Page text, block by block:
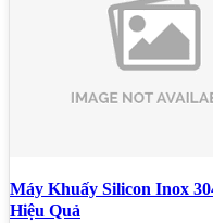
Máy Khuấy Silicon Inox
Hiệu Quả